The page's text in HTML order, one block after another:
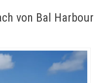
von Bal Harbour